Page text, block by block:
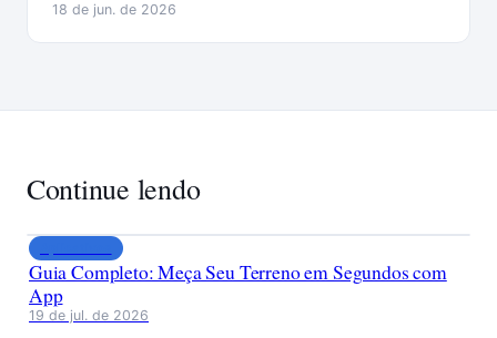
18 de jun. de 2026
Continue lendo
Guia Completo: Meça Seu Terreno em Segundos com
App
19 de jul. de 2026